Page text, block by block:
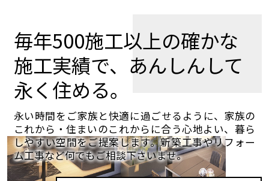
毎年500施工以上の確かな
施工実績で、あんしんして
永く住める。
永い時間をご家族と快適に過ごせるように、家族の
これから・住まいのこれからに合う心地よい、暮ら
しやすい空間をご提案します。新築工事やリフォー
ム工事など何でもご相談下さいませ。